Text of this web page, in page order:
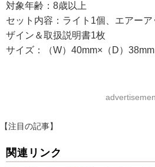
対象年齢：8歳以上
セット内容：ライト1個、エアー
ザイン＆取扱説明書1枚
サイズ：（W）40mm×（D）
【注目の記事】
関連リンク